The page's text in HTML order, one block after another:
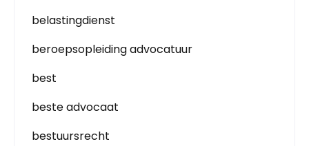
belastingdienst
beroepsopleiding advocatuur
best
beste advocaat
bestuursrecht